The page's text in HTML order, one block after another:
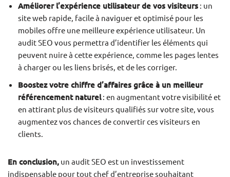
Améliorer l’expérience utilisateur de vos visiteurs : un
site web rapide, facile à naviguer et optimisé pour les
mobiles offre une meilleure expérience utilisateur. Un
audit SEO vous permettra d’identifier les éléments qui
peuvent nuire à cette expérience, comme les pages lentes
à charger ou les liens brisés, et de les corriger.
Boostez votre chiffre d’affaires grâce à un meilleur
référencement naturel: en augmentant votre visibilité et
en attirant plus de visiteurs qualifiés sur votre site, vous
augmentez vos chances de convertir ces visiteurs en
clients.
En conclusion, un audit SEO est un investissement
indispensable pour tout chef d’entreprise souhaitant